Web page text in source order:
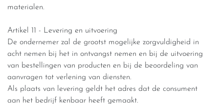
materialen.
Artikel 11 - Levering en uitvoering
De ondernemer zal de grootst mogelijke zorgvuldigheid in
acht nemen bij het in ontvangst nemen en bij de uitvoering
van bestellingen van producten en bij de beoordeling van
aanvragen tot verlening van diensten.
Als plaats van levering geldt het adres dat de consument
aan het bedrijf kenbaar heeft gemaakt.